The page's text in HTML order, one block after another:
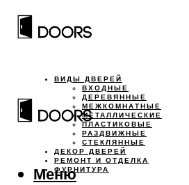
ВИДЫ ДВЕРЕЙ
ВХОДНЫЕ
ДЕРЕВЯННЫЕ
МЕЖКОМНАТНЫЕ
МЕТАЛЛИЧЕСКИЕ
ПЛАСТИКОВЫЕ
РАЗДВИЖНЫЕ
СТЕКЛЯННЫЕ
ДЕКОР ДВЕРЕЙ
РЕМОНТ И ОТДЕЛКА
ФУРНИТУРА
Меню